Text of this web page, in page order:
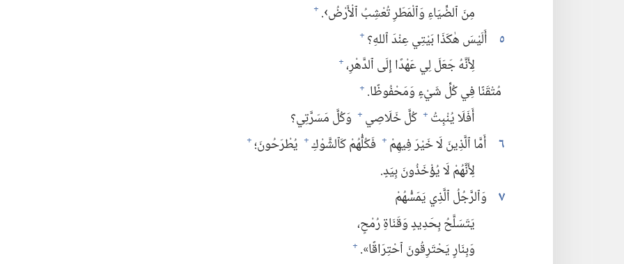
مِنَ ٱلضِّيَاءِ وَٱلْمَطَرِ تُعْشِبُ ٱلْأَرْضُ›.‏ +
٥ أَلَيْسَ هٰكَذَا بَيْتِي عِنْدَ ٱللهِ؟‏ +
لِأَنَّهُ جَعَلَ لِي عَهْدًا إِلَى ٱلدَّهْرِ،‏+
مُتْقَنًا فِي كُلِّ شَيْءٍ وَمَحْفُوظًا.‏ +
أَفَلَا يُنْبِتُ + كُلَّ خَلَاصِي + وَكُلَّ مَسَرَّتِي؟‏
٦ أَمَّا ٱلَّذِينَ لَا خَيْرَ فِيهِمْ + فَكُلُّهُمْ كَٱلشَّوْكِ+ يُطْرَحُونَ؛‏+
لِأَنَّهُمْ لَا يُؤْخَذُونَ بِيَدٍ.‏
٧ وَٱلرَّجُلُ ٱلَّذِي يَمَسُّهُمْ
يَتَسَلَّحُ بِحَدِيدٍ وَقَنَاةِ رُمْحٍ،‏
وَبِنَارٍ يَحْتَرِقُونَ ٱحْتِرَاقًا».‏ +